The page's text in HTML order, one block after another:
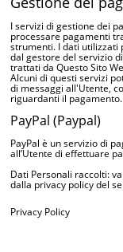
I servizi di gestione dei
processare pagamenti
strumenti. I dati utilizzati
dal gestore del servizio
trattati da Questo Sito
Alcuni di questi servizi
di messaggi all'Utente,
riguardanti il pagamento.
PayPal (Paypal)
PayPal è un servizio di
all’Utente di effettuare
Dati Personali raccolti:
dalla privacy policy del
Privacy Policy